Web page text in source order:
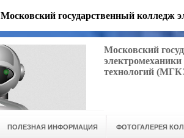
Московский государственный
Московский
технологий
ПОЛЕЗНАЯ ИНФОРМАЦИЯ ФОТОГАЛЕРЕЯ